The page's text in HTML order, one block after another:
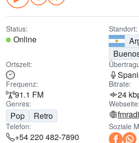
Status:
Online
Standort:
Ortszeit:
Frequenz:
91.1 FM
Bitrate:
24
Genres:
Pop Retro
Webseite:
Telefon:
+54 220 482-7890
Soziale